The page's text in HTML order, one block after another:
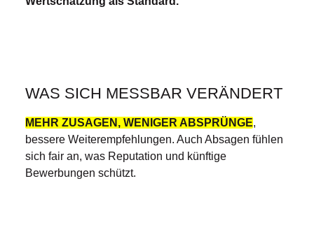
WAS SICH MESSBAR VERÄNDERT
MEHR ZUSAGEN, WENIGER ABSPRÜNGE,
bessere Weiterempfehlungen. Auch Absagen fühlen
sich fair an, was Reputation und künftige
Bewerbungen schützt.